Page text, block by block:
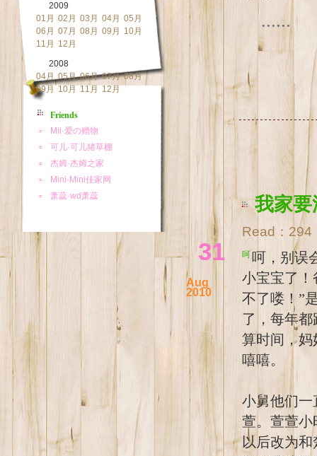
......
31
Aug
2010
我家
Read： 294
呵呵，别误会，这里的“我家”是指任姓的大家庭，也就是说，小舅妈终于怀
小宝宝了
不了喽！”
了，每年
算时间，妈
嘻嘻。
小舅他们
萱。萱萱小
以后改为和
2009
01月 02月 03月 04月 05月
06月 07月 08月 09月
10月
11月
12月
2008
04月 05月 06月 07月 08月
09月
10月 11月 12月
Friends